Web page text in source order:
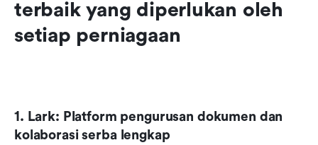
terbaik yang diperlukan oleh
setiap perniagaan
1. Lark: Platform pengurusan dokumen dan
kolaborasi serba lengkap